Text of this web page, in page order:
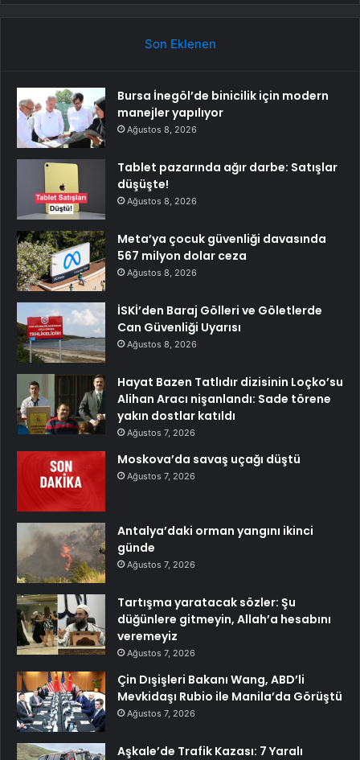
Son Eklenen
Bursa İnegöl’de binicilik için modern
manejler yapılıyor
Ağustos 8, 2026
Tablet pazarında ağır darbe: Satışlar
düşüşte!
Ağustos 8, 2026
Meta’ya çocuk güvenliği davasında
567 milyon dolar ceza
Ağustos 8, 2026
İSKİ’den Baraj Gölleri ve Göletlerde
Can Güvenliği Uyarısı
Ağustos 8, 2026
Hayat Bazen Tatlıdır dizisinin Loçko’su
Alihan Aracı nişanlandı: Sade törene
yakın dostlar katıldı
Ağustos 7, 2026
Moskova’da savaş uçağı düştü
Ağustos 7, 2026
Antalya’daki orman yangını ikinci
günde
Ağustos 7, 2026
Tartışma yaratacak sözler: Şu
düğünlere gitmeyin, Allah’a hesabını
veremeyiz
Ağustos 7, 2026
Çin Dışişleri Bakanı Wang, ABD’li
Mevkidaşı Rubio ile Manila’da Görüştü
Ağustos 7, 2026
Aşkale’de Trafik Kazası: 7 Yaralı